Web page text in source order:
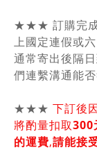
★★★ 訂購完成
上國定連假或
通常寄出後隔
們連繫溝通能
★★★ 下訂後
將酌量扣取300
的運費,請能接